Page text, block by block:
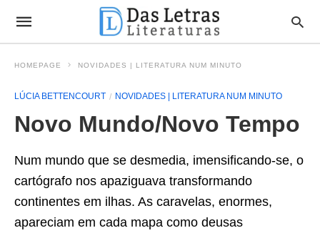
HOMEPAGE NOVIDADES | LITERATURA NUM MINUTO
LÚCIA BETTENCOURT NOVIDADES | LITERATURA NUM MINUTO
Novo Mundo/Novo Tempo
Num mundo que se desmedia, imensificando-se, o
cartógrafo nos apaziguava transformando
continentes em ilhas. As caravelas, enormes,
apareciam em cada mapa como deusas